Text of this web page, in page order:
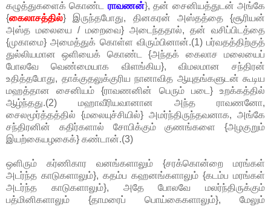
கழுத்துகளைக் கொண்ட ராவணன்}, தன் சைனியத்துடன் அங்கே
{கைலாசத்தில்} இருந்தபோது, தினகரன் அஸ்தத்தை {சூரியன்
அஸ்த மலையை / மறைவை} அடைந்ததால், தன் வசிப்பிடத்தை
{முகாமை} அமைத்துக் கொள்ள விரும்பினான்.(1) பர்வதத்திற்குத்
துல்லியமான ஒளியைக் கொண்ட {அந்தக் கைலாச மலையைப்
போலவே வெண்மையாக விளங்கிய}, விமலமான சந்திரன்
உதித்தபோது, தாக்குதலுக்குரிய நானாவித ஆயுதங்களுடன் கூடிய
மஹத்தான சைனியம் {ராவணனின் பெரும் படை} உறக்கத்தில்
ஆழ்ந்தது.(2) மஹாவீரியவானான அந்த ராவணனோ,
சைலமூர்த்தத்தில் {மலையுச்சியில்} அமர்ந்திருந்தவனாக, அங்கே
சந்திரனின் கதிர்களால் சோபிக்கும் குணங்களை {அழகுறும்
இயற்கையழகைக்} கண்டான்.(3)
ஒளிரும் கர்ணிகார வனங்களாலும் {சரக்கொன்றை மரங்கள்
அடர்ந்த காடுகளாலும்}, கதம்ப கஹனங்களாலும் {கடம்ப மரங்கள்
அடர்ந்த காடுகளாலும்}, அதே போலவே மலர்ந்திருக்கும்
பத்மினிகளாலும் {தாமரைப் பொய்கைகளாலும்}, மேலும்